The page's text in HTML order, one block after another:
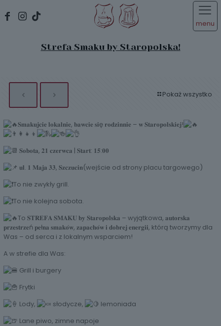
menu
Strefa Smaku by Staropolska!
Pokaż wszystko
𝐒𝐦𝐚𝐤𝐮𝐣𝐜𝐢𝐞 𝐥𝐨𝐤𝐚𝐥𝐧𝐢𝐞, 𝐛𝐚𝐰𝐜𝐢𝐞 𝐬𝐢ę 𝐫𝐨𝐝𝐳𝐢𝐧𝐧𝐢𝐞 – 𝐰 𝐒𝐭𝐚𝐫𝐨𝐩𝐨𝐥𝐬𝐤𝐢𝐞𝐣!
𝐒𝐨𝐛𝐨𝐭𝐚, 𝟐𝟏 𝐜𝐳𝐞𝐫𝐰𝐜𝐚 | 𝐒𝐭𝐚𝐫𝐭: 𝟏𝟓:𝟎𝟎
𝐮𝐥. 𝟏 𝐌𝐚𝐣𝐚 𝟑𝟑, 𝐒𝐳𝐜𝐳𝐮𝐜𝐢𝐧(wejście od strony placu targowego)
To nie zwykły grill.
To nie kolejna sobota.
To 𝐒𝐓𝐑𝐄𝐅𝐀 𝐒𝐌𝐀𝐊𝐔 𝐛𝐲 𝐒𝐭𝐚𝐫𝐨𝐩𝐨𝐥𝐬𝐤𝐚 – wyjątkowa, 𝐚𝐮𝐭𝐨𝐫𝐬𝐤𝐚
𝐩𝐫𝐳𝐞𝐬𝐭𝐫𝐳𝐞ń 𝐩𝐞ł𝐧𝐚 𝐬𝐦𝐚𝐤𝐨́𝐰, 𝐳𝐚𝐩𝐚𝐜𝐡𝐨́𝐰 𝐢 𝐝𝐨𝐛𝐫𝐞𝐣 𝐞𝐧𝐞𝐫𝐠𝐢𝐢, którą tworzymy dla
Was – od serca i z lokalnym wsparciem!
A w strefie dla Was:
Grill i burgery
Frytki
Lody,
słodycze,
lemoniada
Lane piwo, zimne napoje